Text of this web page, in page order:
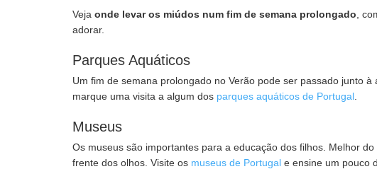
Veja onde levar os miúdos num fim de semana prolongado ,
adorar.
Parques Aquáticos
Um fim de semana prolongado no Verão pode ser passado junto
marque uma visita a algum dos parques aquáticos de Portugal
Museus
Os museus são importantes para a educação dos filhos. Melhor
frente dos olhos. Visite os museus de Portugal e ensine um pouco